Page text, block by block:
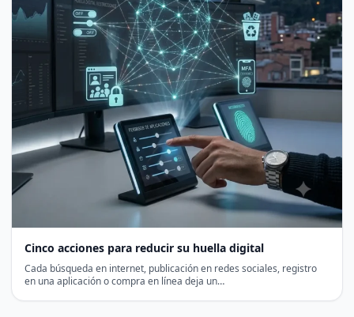
Cinco acciones para reducir su huella digital
Cada búsqueda en internet, publicación en redes sociales, registro
en una aplicación o compra en línea deja un…